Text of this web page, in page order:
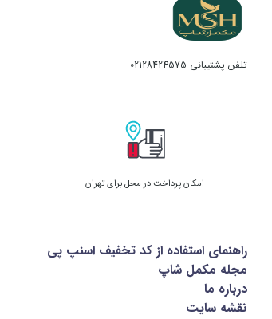
تلفن پشتیبانی 02128424575
امکان پرداخت در محل برای تهران
راهنمای استفاده از کد تخفیف اسنپ پی
مجله مکمل شاپ
درباره ما
نقشه سایت